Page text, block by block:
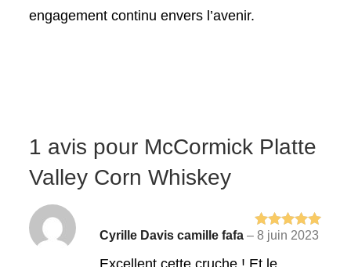
engagement continu envers l’avenir.
1 avis pour McCormick Platte
Valley Corn Whiskey
Note5 sur
5
Cyrille Davis camille fafa– 8 juin 2023